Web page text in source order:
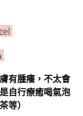
有腫癢，不太會
自行療癒喝氣泡
等）